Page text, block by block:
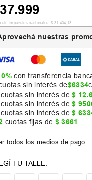
37.999
sin impuestos nacionales: $ 31 .404 ,13
nuestras
con transferencia
sin interés de$6334
sin interés de$ 12.
sin interés de$
sin interés de$
cuotas fijas de $ 3661
todos los medios de pago